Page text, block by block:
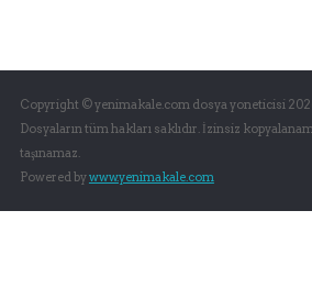
Copyright © yenimakale.com dosya yoneticisi
Dosyaların tüm hakları saklıdır. İzinsiz
taşınamaz.
Powered bywww.yenimakale.com